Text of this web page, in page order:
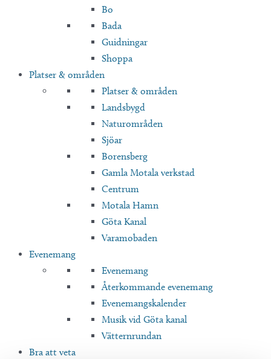
Bo
Bada
Guidningar
Shoppa
Platser & områden
Platser & områden
Landsbygd
Naturområden
Sjöar
Borensberg
Gamla Motala verkstad
Centrum
Motala Hamn
Göta Kanal
Varamobaden
Evenemang
Evenemang
Återkommande evenemang
Evenemangskalender
Musik vid Göta kanal
Vätternrundan
Bra att veta